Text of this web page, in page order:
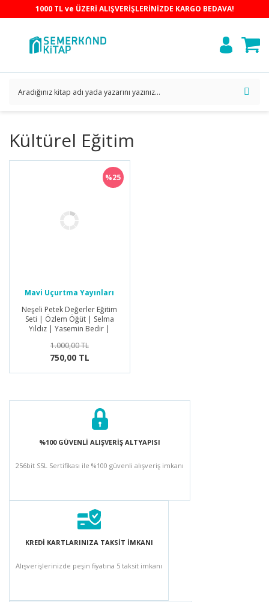
1000 TL ve ÜZERİ ALIŞVERİŞLERİNİZDE KARGO BEDAVA!
Kültürel Eğitim
%25
Mavi Uçurtma Yayınları
Neşeli Petek Değerler Eğitim
Seti | Özlem Öğüt | Selma
Yıldız | Yasemin Bedir |
1.000,00 TL
750,00 TL
%100 GÜVENLİ ALIŞVERİŞ ALTYAPISI
256bit SSL Sertifikası ile %100 güvenli alışveriş imkanı
KREDİ KARTLARINIZA TAKSİT İMKANI
Alışverişlerinizde peşin fiyatına 5 taksit imkanı